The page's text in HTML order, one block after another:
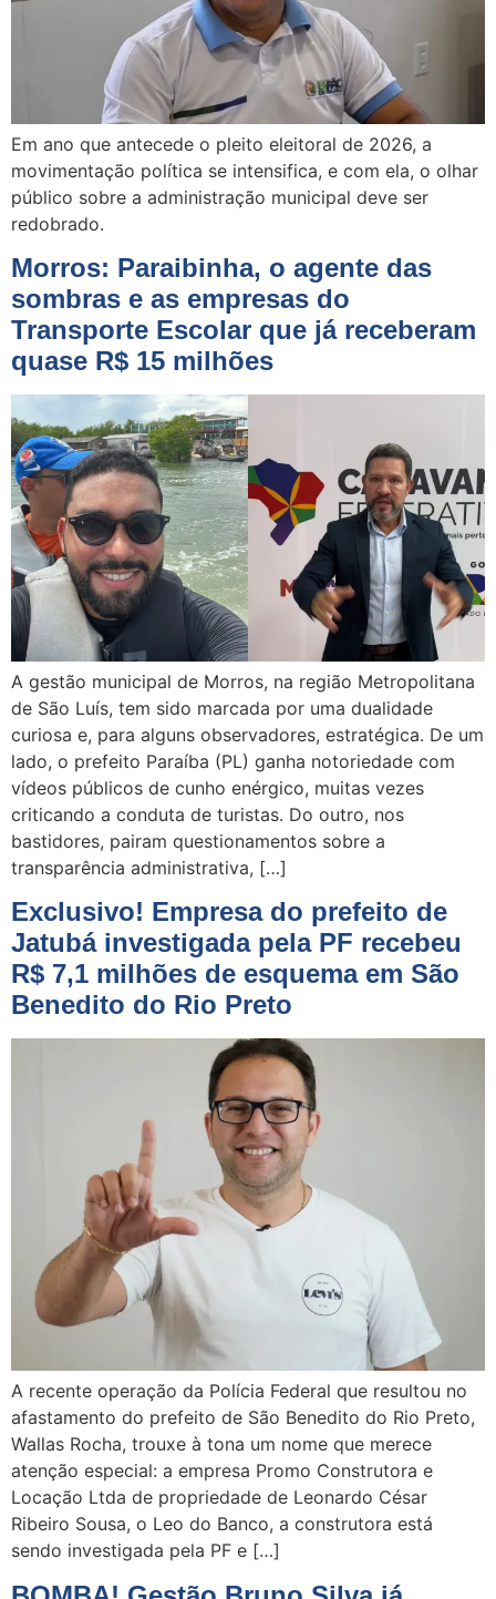
Em ano que antecede o pleito eleitoral de 2026, a
movimentação política se intensifica, e com ela, o olhar
público sobre a administração municipal deve ser
redobrado.
Morros: Paraibinha, o agente das
sombras e as empresas do
Transporte Escolar que já receberam
quase R$ 15 milhões
A gestão municipal de Morros, na região Metropolitana
de São Luís, tem sido marcada por uma dualidade
curiosa e, para alguns observadores, estratégica. De um
lado, o prefeito Paraíba (PL) ganha notoriedade com
vídeos públicos de cunho enérgico, muitas vezes
criticando a conduta de turistas. Do outro, nos
bastidores, pairam questionamentos sobre a
transparência administrativa, […]
Exclusivo! Empresa do prefeito de
Jatubá investigada pela PF recebeu
R$ 7,1 milhões de esquema em São
Benedito do Rio Preto
A recente operação da Polícia Federal que resultou no
afastamento do prefeito de São Benedito do Rio Preto,
Wallas Rocha, trouxe à tona um nome que merece
atenção especial: a empresa Promo Construtora e
Locação Ltda de propriedade de Leonardo César
Ribeiro Sousa, o Leo do Banco, a construtora está
sendo investigada pela PF e […]